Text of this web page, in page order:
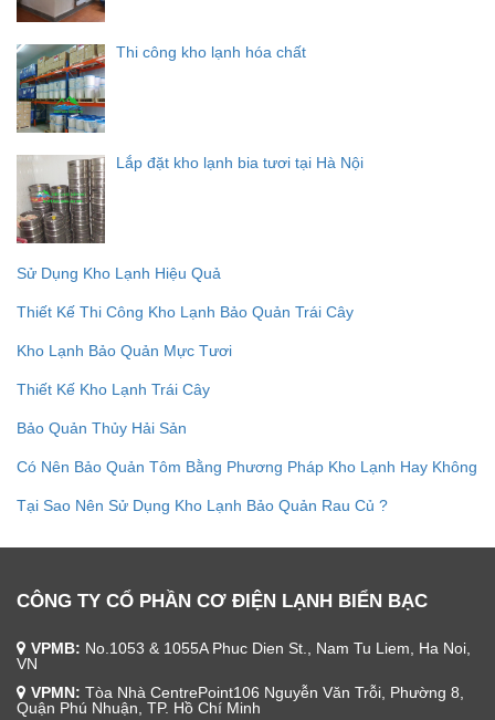
Thi công kho lạnh hóa chất
Lắp đặt kho lạnh bia tươi tại Hà Nội
Sử Dụng Kho Lạnh Hiệu Quả
Thiết Kế Thi Công Kho Lạnh Bảo Quản Trái Cây
Kho Lạnh Bảo Quản Mực Tươi
Thiết Kế Kho Lạnh Trái Cây
Bảo Quản Thủy Hải Sản
Có Nên Bảo Quản Tôm Bằng Phương Pháp Kho Lạnh Hay Không
Tại Sao Nên Sử Dụng Kho Lạnh Bảo Quản Rau Củ ?
CÔNG TY CỔ PHẦN CƠ ĐIỆN LẠNH BIỂN BẠC
VPMB: No.1053 & 1055A Phuc Dien St., Nam Tu Liem, Ha Noi,
VN
VPMN: Tòa Nhà CentrePoint106 Nguyễn Văn Trỗi, Phường 8,
Quận Phú Nhuận, TP. Hồ Chí Minh